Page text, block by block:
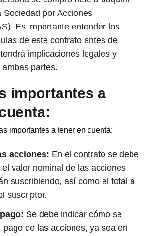
Sociedad por Acciones
Es importante entender los
de este contrato antes de
implicaciones legales y
partes.
importantes a
acciones: En el contrato se debe
valor nominal de las acciones
suscribiendo, así como el total a
suscriptor.
Se debe indicar cómo se
pago de las acciones, ya sea en